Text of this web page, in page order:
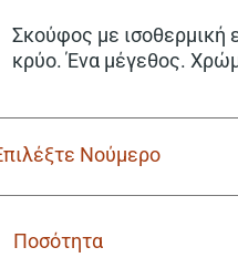
Σκούφος με ισοθερμική
κρύο. Ένα μέγεθος.
Ποσότητα
Σκούφος